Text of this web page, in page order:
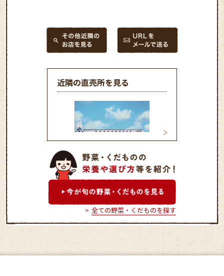
近隣の直売所を見る
四季彩館農産物直売所 農産物直売所北
全ての野菜・くだものを探す